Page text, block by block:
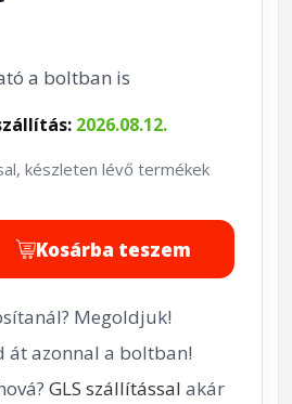
a boltban is
2026.08.12.
készleten lévő termékek
Kosárba teszem
Megoldjuk!
át azonnal a boltban!
GLS szállítással akár